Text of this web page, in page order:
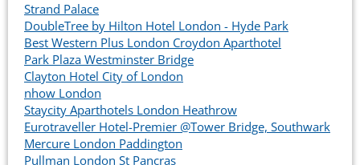
Strand Palace
DoubleTree by Hilton Hotel London - Hyde Park
Best Western Plus London Croydon Aparthotel
Park Plaza Westminster Bridge
Clayton Hotel City of London
nhow London
Staycity Aparthotels London Heathrow
Eurotraveller Hotel-Premier @Tower Bridge, Southwark
Mercure London Paddington
Pullman London St Pancras